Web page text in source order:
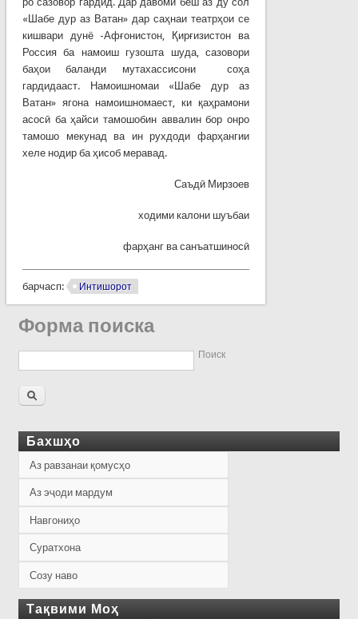
«Шабе дур аз Ватан» дар саҳнаи театрҳои се
кишвари дунё -Афғонистон, Қирғизистон ва
Россия ба намоиш гузошта шуда, сазовори
баҳои баланди мутахассисони соҳа
гардидааст. Намоишномаи «Шабе дур аз
Ватан» ягона намоишномаест, ки қаҳрамони
асосӣ ба ҳайси тамошобин аввалин бор онро
тамошо мекунад ва ин рухдоди фарҳангии
хеле нодир ба ҳисоб меравад.
Саъдӣ Мирзоев
ходими калони шуъбаи
фарҳанг ва санъатшиносӣ
барчасп: Интишорот
Форма поиска
Поиск
Бахшҳо
Аз равзанаи қомусҳо
Аз эҷоди мардум
Навгониҳо
Суратхона
Созу наво
Тақвими Моҳ